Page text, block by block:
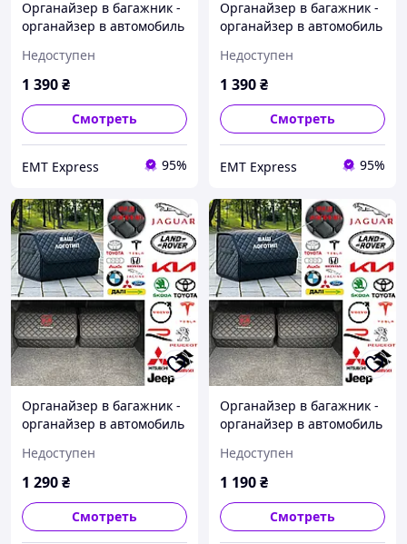
Органайзер в багажник -
органайзер в автомобиль
Цвет Черный, Размер
30х65х30 35,
ЛОГОТИП ( Напишіть або
зателефонуйте )
Недоступен
1 390₴
Смотреть
EМT Express 95%
Органайзер в багажник -
органайзер в автомобиль
Цвет Черный, Размер
30х65х30 35,
Вышитый
Недоступен
1 390₴
Смотреть
EМT Express 95%
Органайзер в багажник -
органайзер в автомобиль
Цвет Черный, Размер
30х65х30 35,
Металический
Недоступен
1 290₴
Смотреть
Органайзер в багажник -
органайзер в автомобиль
Цвет Черный, Размер
30х65х30 35,
логотипа
Недоступен
1 190₴
Смотреть